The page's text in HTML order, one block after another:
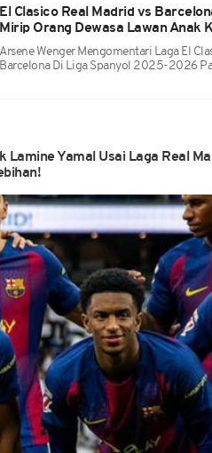
El Clasico Real Madrid vs
Mirip Orang Dewasa Lawan Anak
Arsene Wenger Mengomentari Laga El
Barcelona Di Liga Spanyol 2025-2026
Lamine Yamal Usai Laga Real